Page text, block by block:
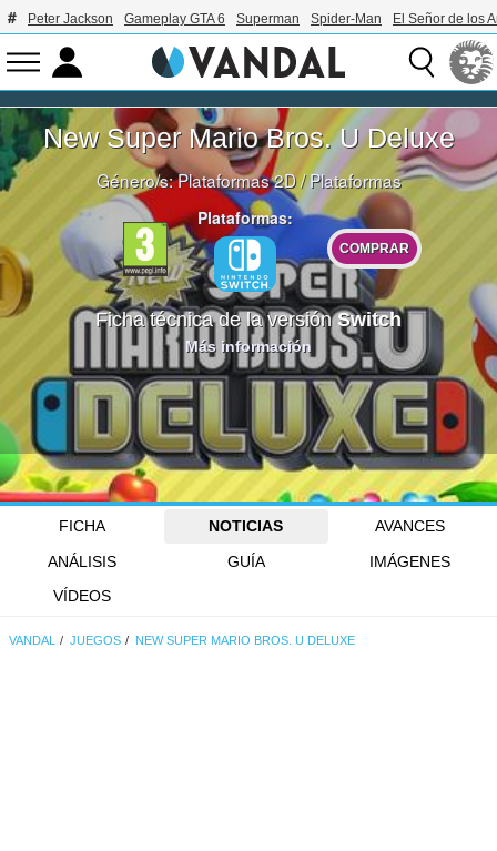
Peter Jackson Gameplay GTA 6 Superman Spider-Man El Señor de los
New Super Mario Bros. U Deluxe
Género/s:Plataformas 2D/Plataformas
Plataformas:
COMPRAR
Ficha técnica de la versiónSwitch
Más información
FICHA NOTICIAS
AVANCES
ANÁLISIS
GUÍA
IMÁGENES
VÍDEOS
VANDAL JUEGOS NEW SUPER MARIO BROS. U DELUXE